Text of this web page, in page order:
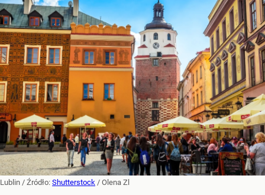
Lublin / Źródło: Shutterstock / Olena Zl